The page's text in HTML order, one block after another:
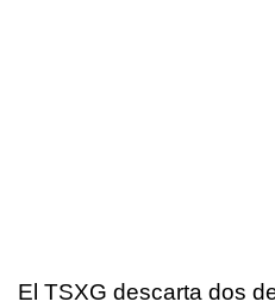
El TSXG descarta dos